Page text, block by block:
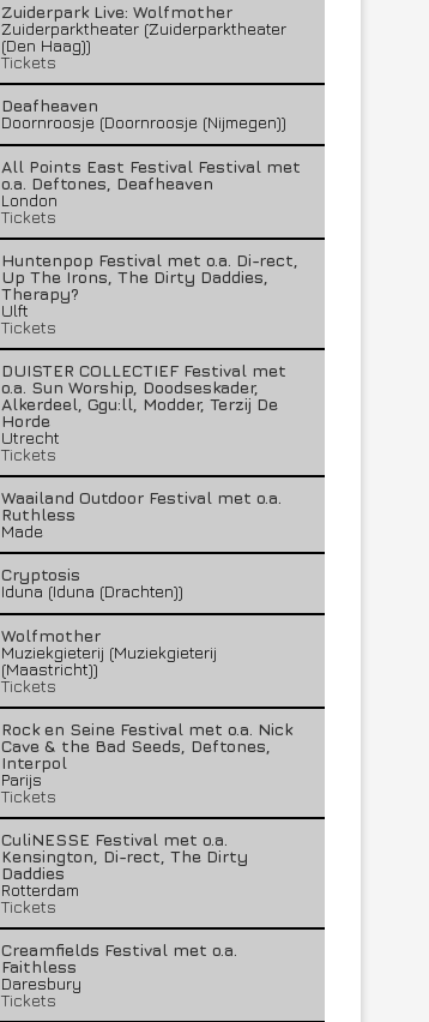
Zuiderpark Live: Wolfmother
Zuiderparktheater (Zuiderparktheater
(Den Haag))
Tickets
Deafheaven
Doornroosje (Doornroosje (Nijmegen))
All Points East Festival Festival met
o.a. Deftones, Deafheaven
London
Tickets
Huntenpop Festival met o.a. Di-rect,
Up The Irons, The Dirty Daddies,
Therapy?
Ulft
Tickets
DUISTER COLLECTIEF Festival met
o.a. Sun Worship, Doodseskader,
Alkerdeel, Ggu:ll, Modder, Terzij De
Horde
Utrecht
Tickets
Waailand Outdoor Festival met o.a.
Ruthless
Made
Cryptosis
Iduna (Iduna (Drachten))
Wolfmother
Muziekgieterij (Muziekgieterij
(Maastricht))
Tickets
Rock en Seine Festival met o.a. Nick
Cave & the Bad Seeds, Deftones,
Interpol
Parijs
Tickets
CuliNESSE Festival met o.a.
Kensington, Di-rect, The Dirty
Daddies
Rotterdam
Tickets
Creamfields Festival met o.a.
Faithless
Daresbury
Tickets